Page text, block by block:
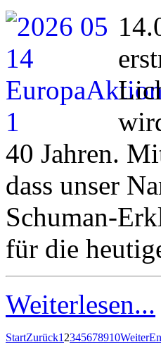
40 Jahren.
dass unser
Schuman-
für die
Weiterlesen...
StartZurück12345678910Weiter